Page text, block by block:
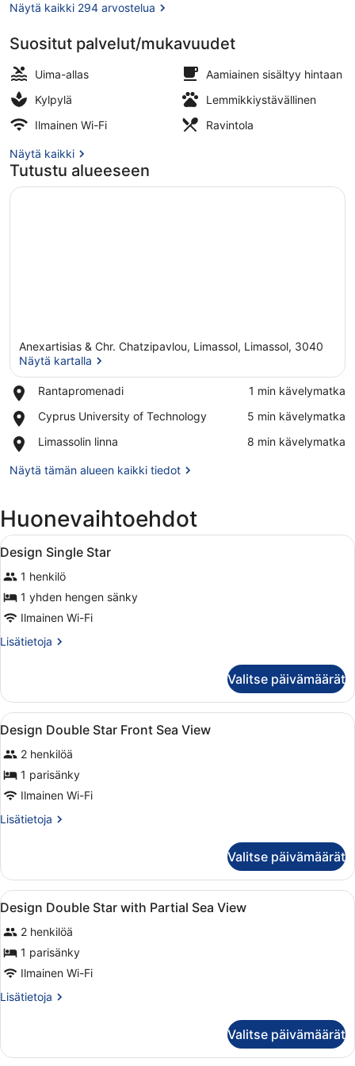
Kattoterassi
Näytä kaikki 294 arvostelua
Suositut palvelut/mukavuudet
Uima-allas
Aamiainen sisältyy hintaan
Kylpylä
Lemmikkiystävällinen
Ilmainen Wi-Fi
Ravintola
Näytä kaikki
Tutustu alueeseen
Anexartisias & Chr. Chatzipavlou, Limassol, Limassol, 3040
Näytä kartalla
Rantapromenadi
Place,
‪1 min kävelymatka‬
Cyprus University of Technology
Place,
University
Technology
‪5 min kävelymatka‬
Limassolin linna
Place,
linna
‪8 min kävelymatka‬
Näytä tämän alueen kaikki tiedot
Huonevaihtoehdot
Avaa
kaikki
huonetyypin
Design
Single
Star
kuvat
Hotellihuone, jossa on suuri
4
Design Single Star
1 henkilö
1 yhden hengen sänky
Ilmainen Wi-Fi
Lisätietoja
Lisätietoja
Star
Valitse päivämäärät
Avaa
kaikki
huonetyypin
Design
Double
Star
Front
View
kuvat
Egyptinpuuvillaiset lakanat,
15
Design Double Star Front Sea View
2 henkilöä
1 parisänky
Ilmainen Wi-Fi
Lisätietoja
Lisätietoja
Star
Front
Sea
Valitse päivämäärät
Avaa
kaikki
huonetyypin
Design
Double
Star
with
Sea
Egyptinpuuvillaiset lakanat,
22
Design Double Star with Partial Sea View
2 henkilöä
1 parisänky
Ilmainen Wi-Fi
Lisätietoja
Lisätietoja
Star
Valitse päivämäärät